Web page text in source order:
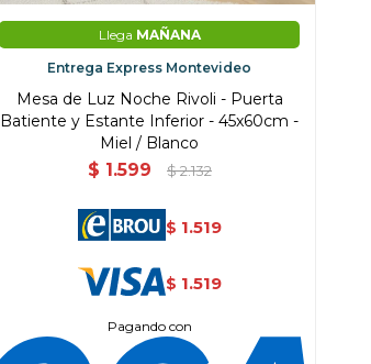
Llega MAÑANA
Entrega Express Montevideo
Mesa de Luz Noche Rivoli - Puerta
Batiente y Estante Inferior - 45x60cm -
Miel / Blanco
$ 1.599 $ 2.132
$ 1.519
$ 1.519
Pagando con